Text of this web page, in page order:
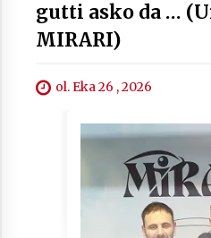
2021/07/06
Hala Bedi
Arrosaren
2021/07/03
gutti asko da …
MIRARI)
ol. Eka 26 , 2026